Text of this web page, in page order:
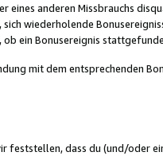
anderen Missbrauchs
wiederholende
ein Bonusereignis
mit dem entsprechenden
dass du (und/oder